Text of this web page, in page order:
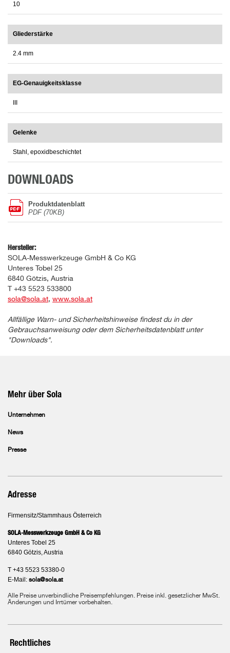
10
Gliederstärke
2.4 mm
EG-Genauigkeitsklasse
Gelenke
Stahl, epoxidbeschichtet
DOWNLOADS
Produktdatenblatt
PDF (70KB)
Hersteller:
SOLA-Messwerkzeuge GmbH & Co KG
Unteres Tobel 25
6840 Götzis, Austria
T +43 5523 533800
sola@sola.at, www.sola.at
Allfällige Warn- und Sicherheitshinweise findest du in der
Gebrauchsanweisung oder dem Sicherheitsdatenblatt unter
"Downloads".
Mehr über Sola
Unternehmen
News
Presse
Adresse
Firmensitz/Stammhaus Österreich
SOLA-Messwerkzeuge GmbH & Co KG
Unteres Tobel 25
6840 Götzis, Austria
T +43 5523 53380-0
E-Mail: sola@sola.at
Alle Preise unverbindliche Preisempfehlungen. Preise inkl. gesetzlicher MwSt.
Änderungen und Irrtümer vorbehalten.
Rechtliches